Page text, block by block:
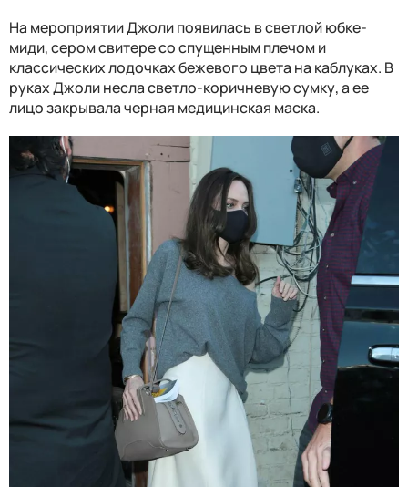
На мероприятии Джоли появилась в светлой юбке-
миди, сером свитере со спущенным плечом и
классических лодочках бежевого цвета на каблуках. В
руках Джоли несла светло-коричневую сумку, а ее
лицо закрывала черная медицинская маска.